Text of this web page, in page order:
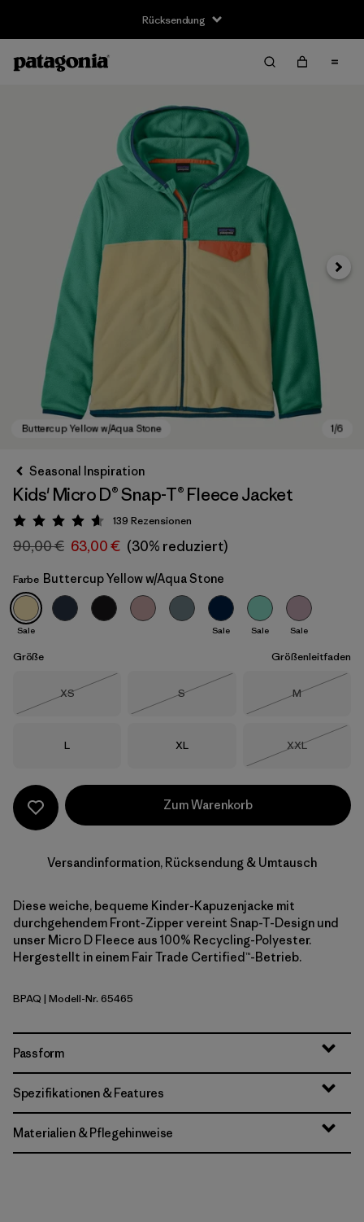
Rücksendung
Buttercup Yellow w/Aqua Stone
Seasonal Inspiration
Kids' Micro D® Snap-T® Fleece Jacket
Bewertung: 4.6 / 5
139 Rezensionen
90,00 € 63,00 € (30% reduziert)
Farbe Buttercup Yellow w/Aqua Stone
Sale Sale Sale Sale
Größe Größenleitfaden
Größe
XS
Größe
S
Größe
M
Größe
L Größe
XL Größe
XXL
Zum Warenkorb
Versandinformation, Rücksendung & Umtausch
Diese weiche, bequeme Kinder-Kapuzenjacke mit
durchgehendem Front-Zipper vereint Snap-T-Design und
unser Micro D Fleece aus 100% Recycling-Polyester.
Hergestellt in einem Fair Trade Certified™-Betrieb.
Buttercup Yellow w/Aqua Stone
BPAQ | Modell-Nr. 65465
Passform
Spezifikationen & Features
Materialien & Pflegehinweise